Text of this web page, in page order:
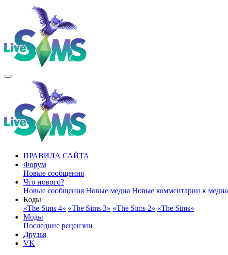
ПРАВИЛА САЙТА
Форум
Новые сообщения
Что нового?
Новые сообщения Новые медиа Новые комментарии к медиа
Коды
«The Sims 4» «The Sims 3» «The Sims 2» «The Sims»
Моды
Последние рецензии
Друзья
VK